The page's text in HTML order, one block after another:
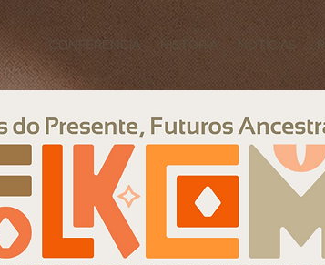
CONFERÊNCIA HISTÓRIA NOTÍCIAS